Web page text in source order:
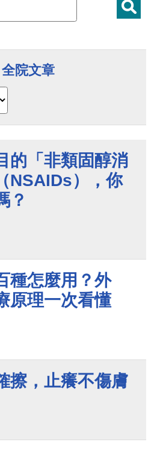
全院文章
的「非類固醇消
NSAIDs），你
？
種怎麼用？外
原理一次看懂
擦，止癢不傷膚